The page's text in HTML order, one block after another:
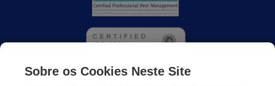
Sobre os Cookies Neste Site